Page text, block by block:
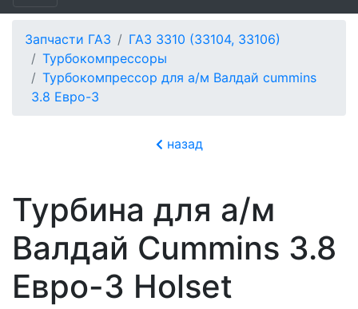
Запчасти ГАЗ
ГАЗ 3310 (33104, 33106)
Турбокомпрессоры
Турбокомпрессор для а/м Валдай cummins
3.8 Евро-3
назад
Турбина для а/м
Валдай Cummins 3.8
Евро-3 Holset